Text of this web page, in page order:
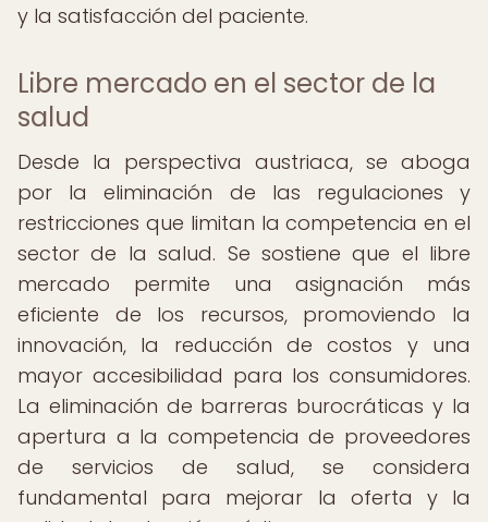
y la satisfacción del paciente.
Libre mercado en el sector de la
salud
Desde la perspectiva austriaca, se aboga
por la eliminación de las regulaciones y
restricciones que limitan la competencia en el
sector de la salud. Se sostiene que el libre
mercado permite una asignación más
eficiente de los recursos, promoviendo la
innovación, la reducción de costos y una
mayor accesibilidad para los consumidores.
La eliminación de barreras burocráticas y la
apertura a la competencia de proveedores
de servicios de salud, se considera
fundamental para mejorar la oferta y la